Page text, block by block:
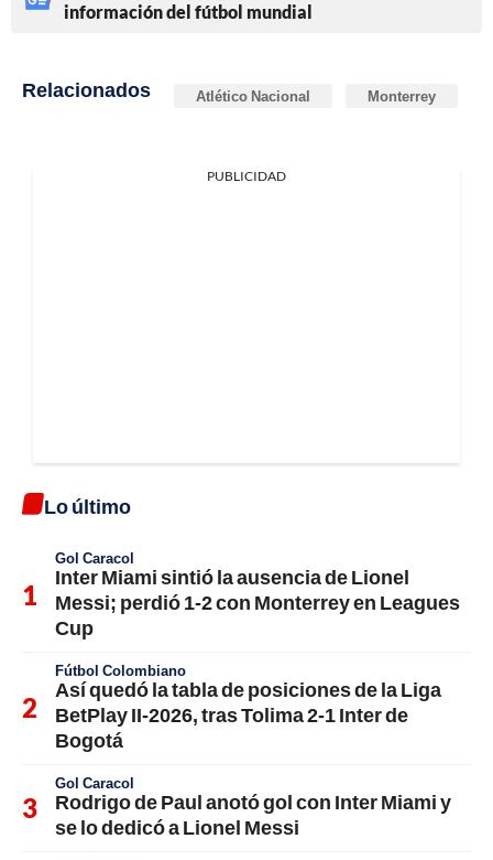
información del fútbol mundial
Relacionados Atlético Nacional Monterrey
PUBLICIDAD
Lo último
Gol Caracol
Inter Miami sintió la ausencia de Lionel
Messi; perdió 1-2 con Monterrey en Leagues
Cup
Fútbol Colombiano
Así quedó la tabla de posiciones de la Liga
BetPlay II-2026, tras Tolima 2-1 Inter de
Bogotá
Gol Caracol
Rodrigo de Paul anotó gol con Inter Miami y
se lo dedicó a Lionel Messi